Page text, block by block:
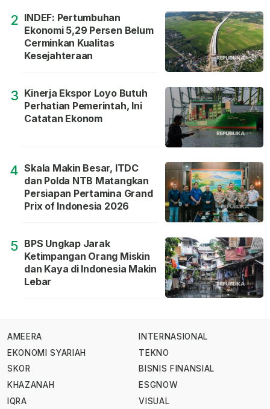
2 INDEF: Pertumbuhan
Ekonomi 5,29 Persen Belum
Cerminkan Kualitas
Kesejahteraan
3 Kinerja Ekspor Loyo Butuh
Perhatian Pemerintah, Ini
Catatan Ekonom
4 Skala Makin Besar, ITDC
dan Polda NTB Matangkan
Persiapan Pertamina Grand
Prix of Indonesia 2026
5 BPS Ungkap Jarak
Ketimpangan Orang Miskin
dan Kaya di Indonesia Makin
Lebar
AMEERA
EKONOMI SYARIAH
SKOR
KHAZANAH
IQRA
INTERNASIONAL
TEKNO
BISNIS FINANSIAL
ESGNOW
VISUAL